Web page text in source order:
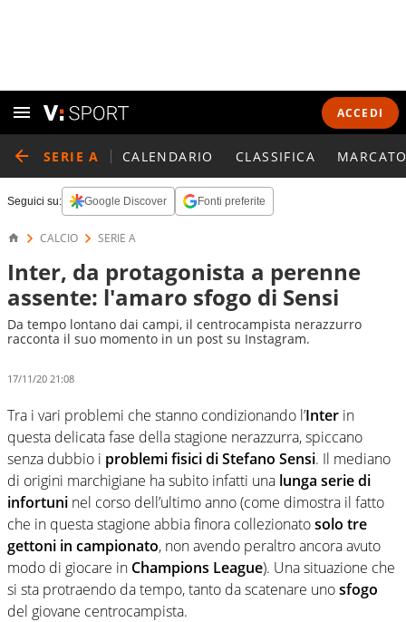
ACCEDI
SERIE A CALENDARIO CLASSIFICA
Seguici su: Google Discover Fonti preferite
CALCIO SERIE A
Inter, da protagonista a perenne
assente: l'amaro sfogo di Sensi
Da tempo lontano dai campi, il centrocampista nerazzurro
racconta il suo momento in un post su Instagram.
17/11/20 21:08
Tra i vari problemi che stanno condizionando l’Inter in
questa delicata fase della stagione nerazzurra, spiccano
senza dubbio i problemi fisici di Stefano Sensi. Il mediano
di origini marchigiane ha subito infatti una lunga serie di
infortuni nel corso dell’ultimo anno (come dimostra il fatto
che in questa stagione abbia finora collezionatosolo tre
gettoni in campionato, non avendo peraltro ancora avuto
modo di giocare in Champions League). Una situazione che
si sta protraendo da tempo, tanto da scatenare unosfogo
del giovane centrocampista.